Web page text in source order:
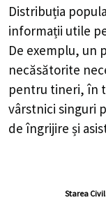
Distribuția
informații utile
De exemplu, un
necăsătorite
pentru tineri, în
vârstnici singuri
de îngrijire și
Starea